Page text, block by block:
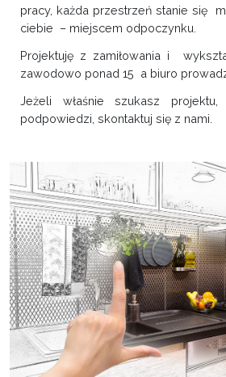
pracy, każda przestrzeń stanie się
ciebie – miejscem odpoczynku.
Projektuję z zamiłowania i
zawodowo ponad 15 a biuro
Jeżeli właśnie szukasz
podpowiedzi, skontaktuj się z nami.